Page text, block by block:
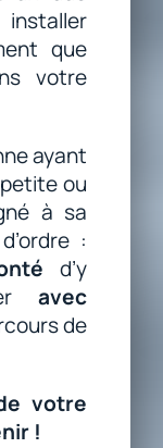
que
votre
ayant
ou
à sa
:
d’y
avec
de
votre
!